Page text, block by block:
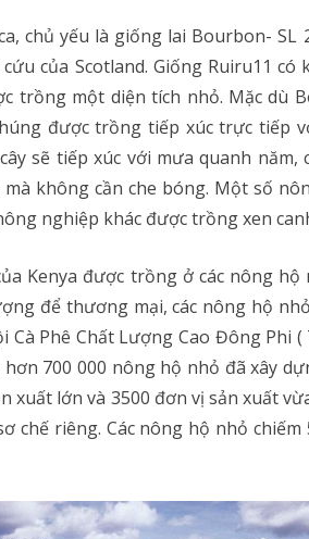
chủ yếu là giống lai Bourbon- SL
của Scotland. Giống Ruiru11
trồng một diện tích nhỏ. Mặc dù
được trồng tiếp xúc trực tiếp
sẽ tiếp xúc với mưa quanh năm,
không cần che bóng. Một số
nghiệp khác được trồng xen
Kenya được trồng ở các nông
để thương mại, các nông hộ
Cà Phê Chất Lượng Cao Đông Phi
hơn 700 000 nông hộ nhỏ đã xây
xuất lớn và 3500 đơn vị sản xuất
chế riêng. Các nông hộ nhỏ chiếm